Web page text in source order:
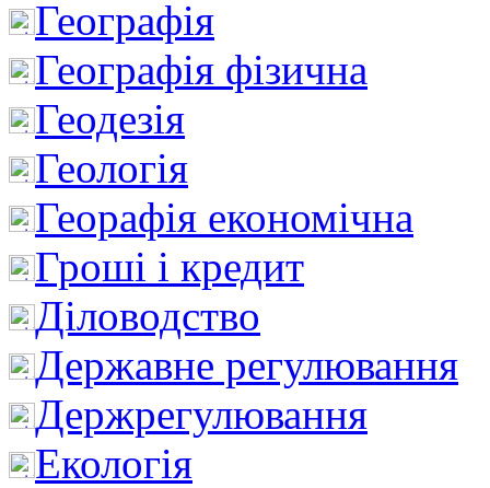
Географія
Географія фізична
Геодезія
Геологія
Георафія економічна
Гроші і кредит
Діловодство
Державне регулювання
Держрегулювання
Екологія